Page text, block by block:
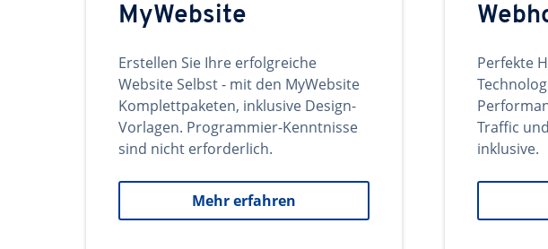
MyWebsite
Erstellen Sie Ihre erfolgreiche
Website Selbst - mit den MyWebsite
Komplettpaketen, inklusive Design-
Vorlagen. Programmier-Kenntnisse
sind nicht erforderlich.
Mehr erfahren
Perfekte
Traffic
inklusive.